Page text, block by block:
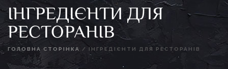
ІНГРЕДІЄНТИ ДЛЯ
РЕСТОРАНІВ
ГОЛОВНА СТОРІНКА / ІНГРЕДІЄНТИ ДЛЯ РЕСТОРАНІВ